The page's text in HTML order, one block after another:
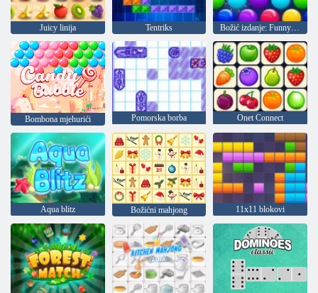
Juicy linija Tentriks Božić izdanje: Funny mjehurića
Bombona mjehurići Pomorska borba Onet Connect
Aqua blitz Božićni mahjong 11x11 blokovi